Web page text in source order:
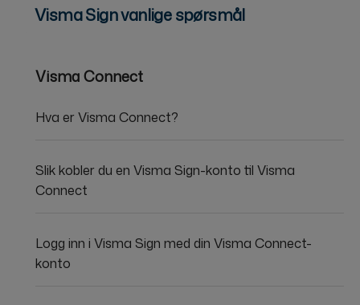
Visma Sign vanlige spørsmål
Visma Connect
Hva er Visma Connect?
Slik kobler du en Visma Sign-konto til Visma
Connect
Logg inn i Visma Sign med din Visma Connect-
konto